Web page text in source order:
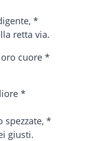
*
retta via.
cuore *
*
spezzate, *
giusti.